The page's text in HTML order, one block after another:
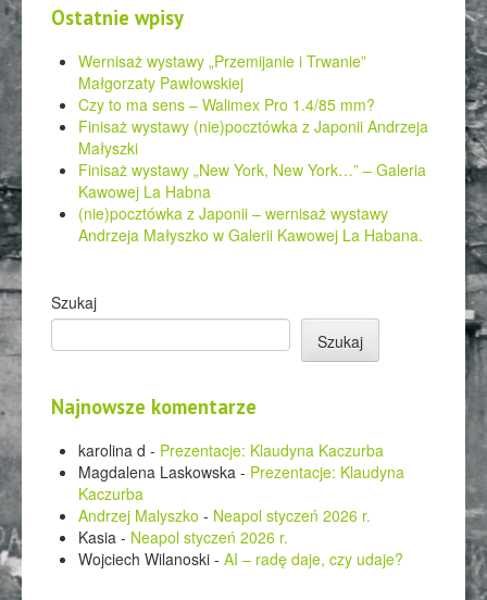
Ostatnie wpisy
Wernisaż wystawy „Przemijanie i Trwanie”
Małgorzaty Pawłowskiej
Czy to ma sens – Walimex Pro 1.4/85 mm?
Finisaż wystawy (nie)pocztówka z Japonii Andrzeja
Małyszki
Finisaż wystawy „New York, New York…” – Galeria
Kawowej La Habna
(nie)pocztówka z Japonii – wernisaż wystawy
Andrzeja Małyszko w Galerii Kawowej La Habana.
Szukaj
Szukaj
Najnowsze komentarze
karolina d - Prezentacje: Klaudyna Kaczurba
Magdalena Laskowska - Prezentacje: Klaudyna
Kaczurba
Andrzej Malyszko - Neapol styczeń 2026 r.
Kasia - Neapol styczeń 2026 r.
Wojciech Wilanoski -AI – radę daje, czy udaje?